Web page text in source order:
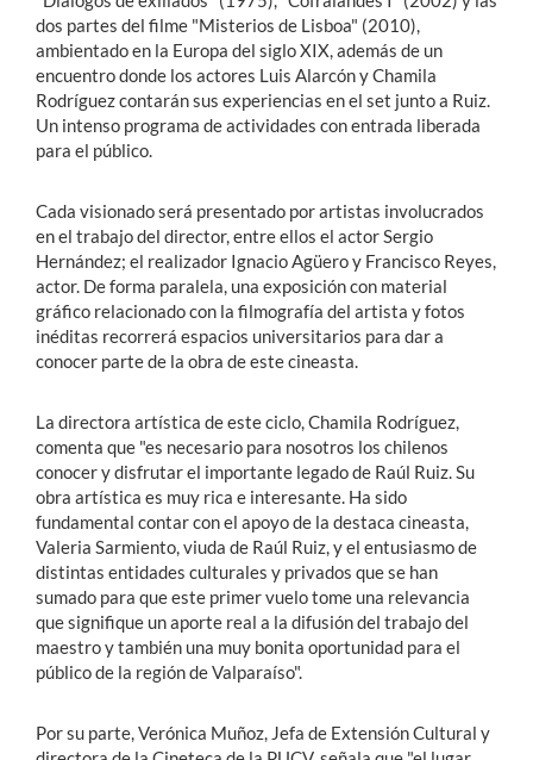
dos partes del filme "Misterios de Lisboa" (2010),
ambientado en la Europa del siglo XIX, además de un
encuentro donde los actores Luis Alarcón y Chamila
Rodríguez contarán sus experiencias en el set junto a Ruiz.
Un intenso programa de actividades con entrada liberada
para el público.
Cada visionado será presentado por artistas involucrados
en el trabajo del director, entre ellos el actor Sergio
Hernández; el realizador Ignacio Agüero y Francisco Reyes,
actor. De forma paralela, una exposición con material
gráfico relacionado con la filmografía del artista y fotos
inéditas recorrerá espacios universitarios para dar a
conocer parte de la obra de este cineasta.
La directora artística de este ciclo, Chamila Rodríguez,
comenta que "es necesario para nosotros los chilenos
conocer y disfrutar el importante legado de Raúl Ruiz. Su
obra artística es muy rica e interesante. Ha sido
fundamental contar con el apoyo de la destaca cineasta,
Valeria Sarmiento, viuda de Raúl Ruiz, y el entusiasmo de
distintas entidades culturales y privados que se han
sumado para que este primer vuelo tome una relevancia
que signifique un aporte real a la difusión del trabajo del
maestro y también una muy bonita oportunidad para el
público de la región de Valparaíso".
Por su parte, Verónica Muñoz, Jefa de Extensión Cultural y